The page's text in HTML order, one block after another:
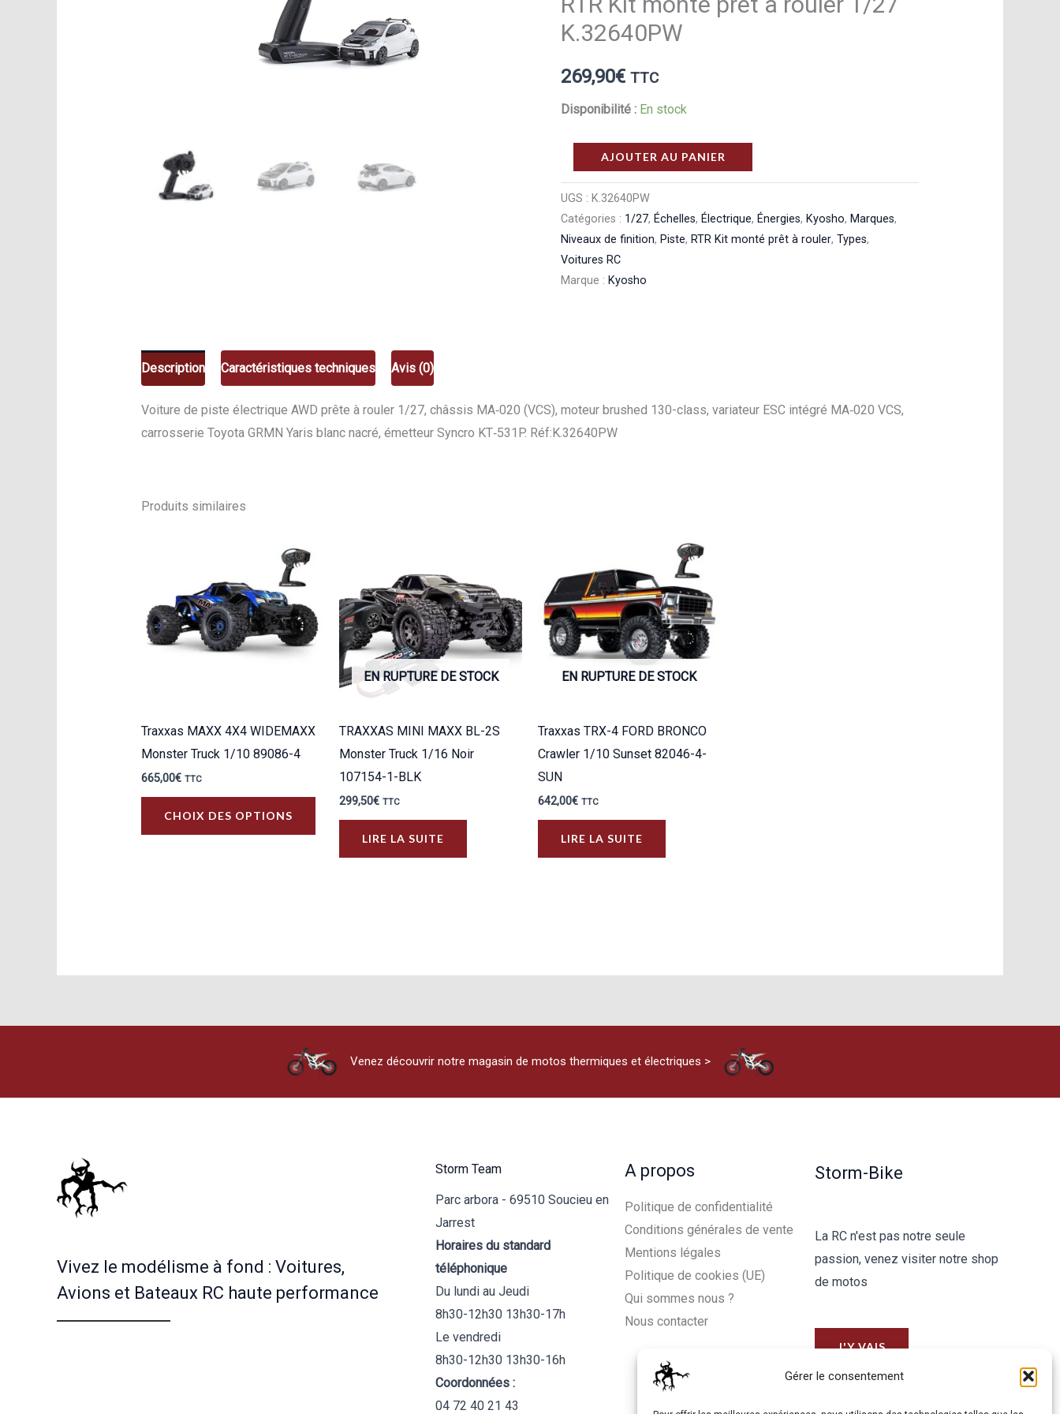
Gérer le consentement
K.32640PW
269,90€ TTC
Disponibilité : En stock
quantité
de
Kyosho
Mini‑Z
AWD
Toyota
GRMN
Pearl
RTR
K.32640PW
AJOUTER AU PANIER
UGS : K.32640PW
Catégories : 1/27, Échelles, Électrique, Énergies, Kyosho, Marques,
Niveaux de finition, Piste, RTR Kit monté prêt à rouler,Types,
Voitures RC
Marque : Kyosho
Description Caractéristiques techniques Avis (0)
Voiture de piste électrique AWD prête à rouler 1/27, châssis MA‑020 (VCS), moteur brushed 130-class, variateur ESC intégré MA‑020 VCS,
carrosserie Toyota GRMN Yaris blanc nacré, émetteur Syncro KT‑531P. Réf:K.32640PW
Produits similaires
Traxxas MAXX 4X4 WIDEMAXX
Monster Truck 1/10 89086-4
665,00€ TTC
CHOIX DES OPTIONS
la
page
du
EN RUPTURE DE STOCK
TRAXXAS MINI MAXX BL-2S
Monster Truck 1/16 Noir
107154-1-BLK
299,50€ TTC
LIRE LA SUITE
EN RUPTURE DE STOCK
Traxxas TRX-4 FORD BRONCO
Crawler 1/10 Sunset 82046-4-
SUN
642,00€ TTC
LIRE LA SUITE
Venez découvrir notre magasin de motos thermiques et électriques >
Vivez le modélisme à fond : Voitures,
Avions et Bateaux RC haute performance
Storm Team
Parc arbora - 69510 Soucieu en
Jarrest
Horaires du standard
téléphonique
Du lundi au Jeudi
8h30-12h30 13h30-17h
Le vendredi
8h30-12h30 13h30-16h
Coordonnées :
04 72 40 21 43
A propos
Politique de confidentialité
Conditions générales de vente
Mentions légales
Politique de cookies (UE)
Qui sommes nous ?
Nous contacter
Storm-Bike
La RC n'est pas notre seule
passion, venez visiter notre shop
de motos
J'Y VAIS